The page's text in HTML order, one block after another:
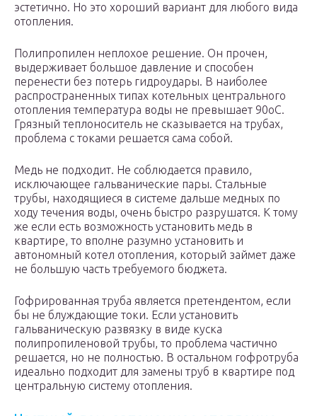
эстетично. Но это хороший вариант для любого вида
отопления.
Полипропилен неплохое решение. Он прочен,
выдерживает большое давление и способен
перенести без потерь гидроудары. В наиболее
распространенных типах котельных центрального
отопления температура воды не превышает 90оС.
Грязный теплоноситель не сказывается на трубах,
проблема с токами решается сама собой.
Медь не подходит. Не соблюдается правило,
исключающее гальванические пары. Стальные
трубы, находящиеся в системе дальше медных по
ходу течения воды, очень быстро разрушатся. К тому
же если есть возможность установить медь в
квартире, то вполне разумно установить и
автономный котел отопления, который займет даже
не большую часть требуемого бюджета.
Гофрированная труба является претендентом, если
бы не блуждающие токи. Если установить
гальваническую развязку в виде куска
полипропиленовой трубы, то проблема частично
решается, но не полностью. В остальном гофротруба
идеально подходит для замены труб в квартире под
центральную систему отопления.